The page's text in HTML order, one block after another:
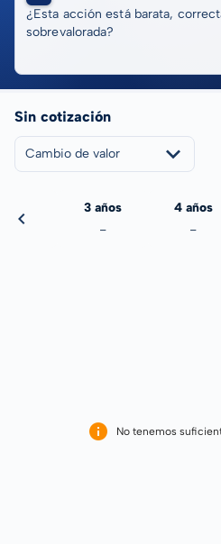
¿Esta acción está barata,
sobrevalorada?
Sin cotización
Cambio de valor
3 años
-
4 años
-
No tenemos